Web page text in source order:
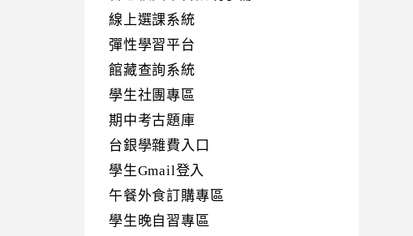
線上選課系統
彈性學習平台
館藏查詢系統
學生社團專區
期中考古題庫
台銀學雜費入口
學生Gmail登入
午餐外食訂購專區
學生晚自習專區